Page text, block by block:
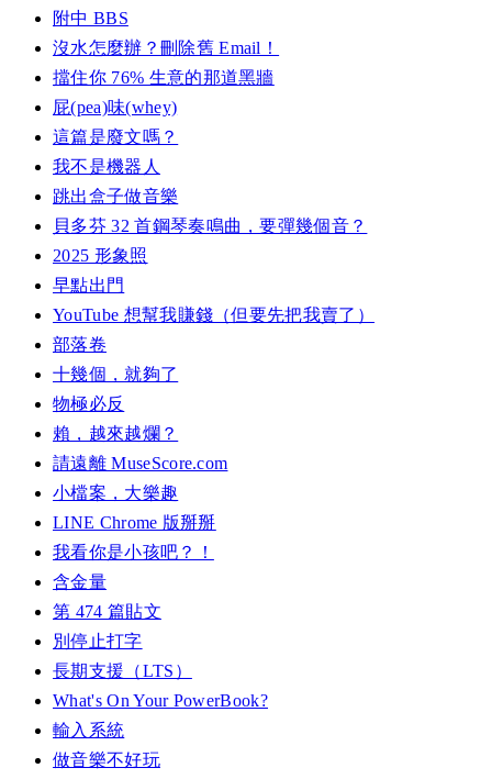
附中 BBS
沒水怎麼辦？刪除舊 Email！
擋住你 76% 生意的那道黑牆
屁(pea)味(whey)
這篇是廢文嗎？
我不是機器人
跳出盒子做音樂
貝多芬 32 首鋼琴奏鳴曲，要彈幾個音？
2025 形象照
早點出門
YouTube 想幫我賺錢（但要先把我賣了）
部落卷
十幾個，就夠了
物極必反
賴，越來越爛？
請遠離 MuseScore.com
小檔案，大樂趣
LINE Chrome 版掰掰
我看你是小孩吧？！
含金量
第 474 篇貼文
別停止打字
長期支援（LTS）
What's On Your PowerBook?
輸入系統
做音樂不好玩